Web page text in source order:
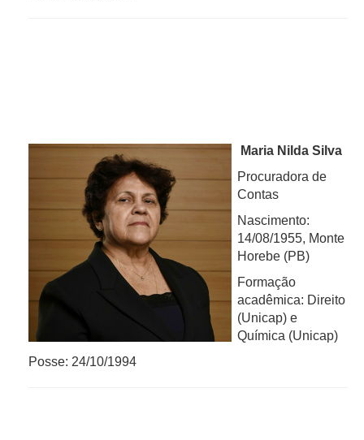
Maria Nilda Silva
Procuradora de
Contas
Nascimento:
14/08/1955, Monte
Horebe (PB)
Formação
acadêmica: Direito
(Unicap) e
Química (Unicap)
Posse: 24/10/1994